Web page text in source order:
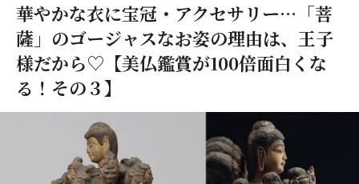
華やかな衣に宝冠・アクセサリー…「菩
薩」のゴージャスなお姿の理由は、王子
様だから♡【美仏鑑賞が100倍面白くな
る！その３】